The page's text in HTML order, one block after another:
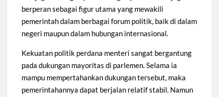
berperan sebagai figur utama yang mewakili
pemerintah dalam berbagai forum politik, baik di dalam
negeri maupun dalam hubungan internasional.
Kekuatan politik perdana menteri sangat bergantung
pada dukungan mayoritas di parlemen. Selama ia
mampu mempertahankan dukungan tersebut, maka
pemerintahannya dapat berjalan relatif stabil. Namun